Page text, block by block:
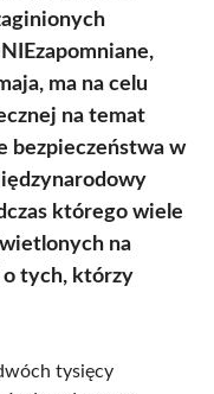
ma na celu
na temat
bezpieczeństwa w
którego wiele
na
o tych, którzy
tysięcy